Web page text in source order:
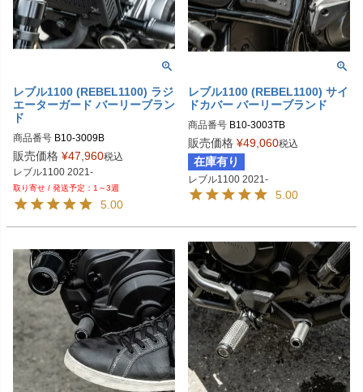
レブル1100 (REBEL1100) ラジ
エーターガード バーリーブラン
ド
商品番号 B10-3009B
販売価格 ¥47,960税込
レブル1100 2021-
1～3週
5.00
レブル1100 (REBEL1100) サイ
ドカバー バーリーブランド
商品番号 B10-3003TB
販売価格 ¥49,060税込
在庫有り
レブル1100 2021-
5.00